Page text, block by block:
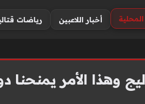
أخبار اللاعبين رياضات
وهذا الأمر يمنحنا